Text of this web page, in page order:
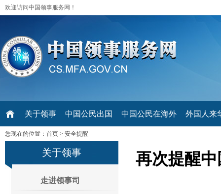
欢迎访问中国领事服务网！
关于领事 中国公民出国 中国公民在海外 外国人来
您现在的位置： 首页 > 安全提醒
关于领事
走进领事司
再次提醒